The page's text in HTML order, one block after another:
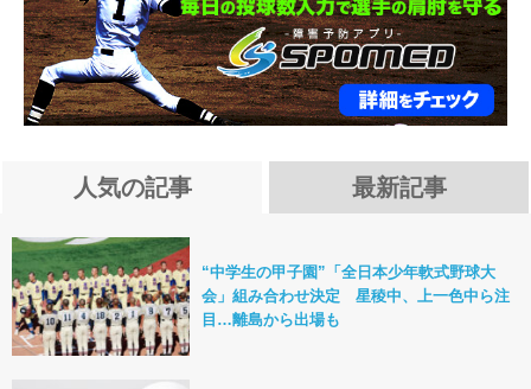
人気の記事 最新記事
“中学生の甲子園”「全日本少年軟式野球大
会」組み合わせ決定 星稜中、上一色中ら注
目…離島から出場も